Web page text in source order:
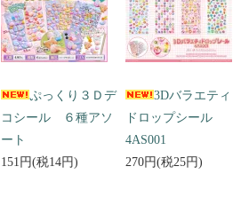
ぷっくり３Ｄデ
コシール ６種アソ
ート
151円(税14円)
3Dバラエティ
ドロップシール
4AS001
270円(税25円)